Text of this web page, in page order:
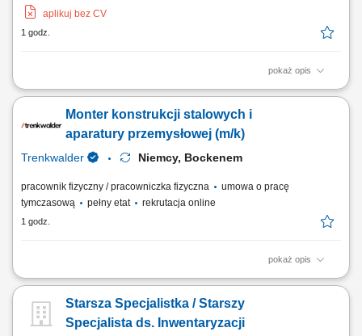
aplikuj bez CV
1 godz.
pokaż opis
Zakres obowiązków obsługa wózka widłowego lub schleppera;
produkcji; realizacja zadań logistycznych na terenie zakładu;
Wymagania prawo jazdy wymagane od każdego kandydata; gotowość
Monter konstrukcji stalowych i
aparatury przemysłowej (m/k)
Trenkwalder Niemcy, Bockenem
pracownik fizyczny / pracowniczka fizyczna
umowa o pracę
tymczasową
pełny etat rekrutacja online
1 godz.
pokaż opis
Twoje zadania montaż konstrukcji stalowych i aparatury stalowej
rysunkiem technicznym.
Starsza Specjalistka / Starszy
Specjalista ds. Inwentaryzacji